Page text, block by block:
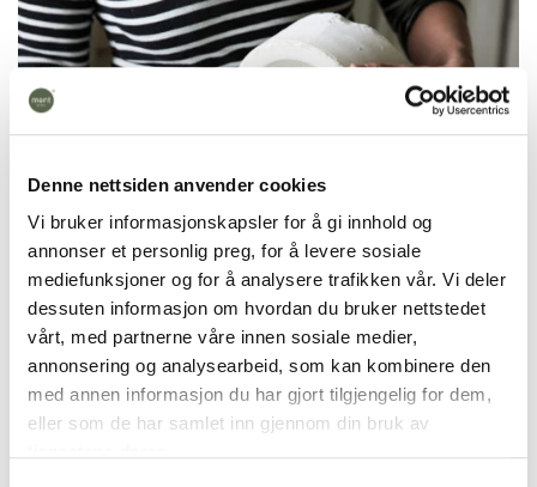
Denne nettsiden anvender cookies
Vi bruker informasjonskapsler for å gi innhold og
annonser et personlig preg, for å levere sosiale
mediefunksjoner og for å analysere trafikken vår. Vi deler
dessuten informasjon om hvordan du bruker nettstedet
vårt, med partnerne våre innen sosiale medier,
annonsering og analysearbeid, som kan kombinere den
med annen informasjon du har gjort tilgjengelig for dem,
eller som de har samlet inn gjennom din bruk av
Sukkertøyskålen er håndlaget i vårt verksted på
Fåberg, Lillehammer.Den tar 7 dager å lage, er